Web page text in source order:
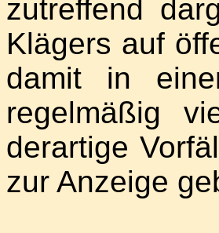
zutreffend
Klägers auf
damit in
regelmäßig
derartige
zur Anzeige